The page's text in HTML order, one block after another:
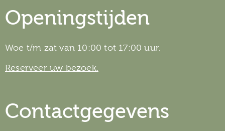
Openingstijden
Woe t/m zat van 10:00 tot 17:00 uur.
Reserveer uw bezoek.
Contactgegevens